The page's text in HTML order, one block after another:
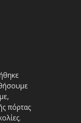
πόρτας